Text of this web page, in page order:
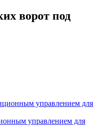
ворот под
управлением для